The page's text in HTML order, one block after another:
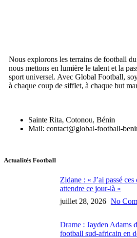
Nous explorons les terrains de football
nous mettons en lumière le talent et la
sport universel. Avec Global Football,
à chaque coup de sifflet, à chaque but
Sainte Rita, Cotonou, Bénin
Mail: contact@global-football-
Actualités Football
Zidane : « J’ai passé
attendre ce jour-là »
juillet 28, 2026 No
Drame : Jayden Adams
football sud-africain en